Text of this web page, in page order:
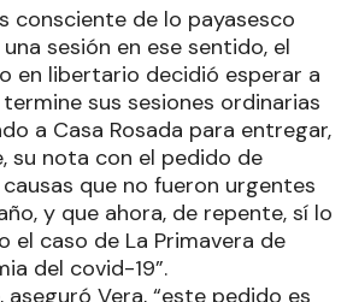
consciente de lo payasesco
sesión en ese sentido, el
en libertario decidió esperar a
sus sesiones ordinarias
a Casa Rosada para entregar,
su nota con el pedido de
que no fueron urgentes
y que ahora, de repente, sí lo
el caso de La Primavera de
del covid-19”.